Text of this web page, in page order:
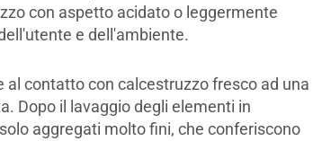
con aspetto acidato o leggermente
e dell'ambiente.
al contatto con calcestruzzo fresco ad una
Dopo il lavaggio degli elementi in
aggregati molto fini, che conferiscono